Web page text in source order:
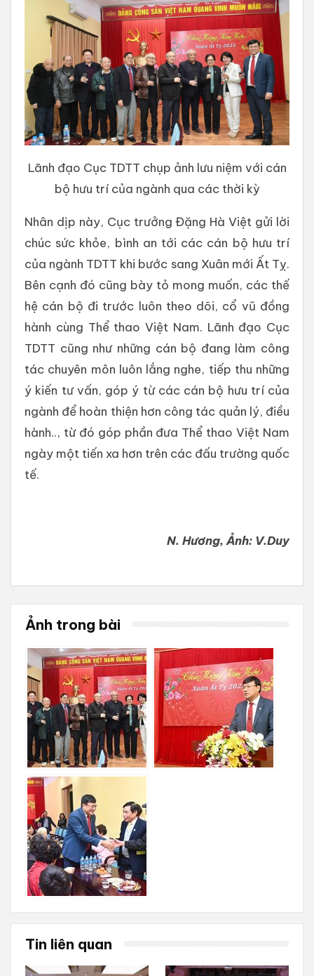
Lãnh đạo Cục TDTT chụp ảnh lưu niệm với cán
bộ hưu trí của ngành qua các thời kỳ
Nhân dịp này, Cục trưởng Đặng Hà Việt gửi lời
chúc sức khỏe, bình an tới các cán bộ hưu trí
của ngành TDTT khi bước sang Xuân mới Ất Tỵ.
Bên cạnh đó cũng bày tỏ mong muốn, các thế
hệ cán bộ đi trước luôn theo dõi, cổ vũ đồng
hành cùng Thể thao Việt Nam. Lãnh đạo Cục
TDTT cũng như những cán bộ đang làm công
tác chuyên môn luôn lắng nghe, tiếp thu những
ý kiến tư vấn, góp ý từ các cán bộ hưu trí của
ngành để hoàn thiện hơn công tác quản lý, điều
hành.., từ đó góp phần đưa Thể thao Việt Nam
ngày một tiến xa hơn trên các đấu trường quốc
tế.
N. Hương, Ảnh: V.Duy
Ảnh trong bài
Tin liên quan